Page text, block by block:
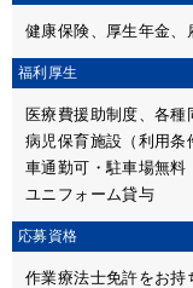
健康保険、厚生年金、
福利厚生
医療費援助制度、各種
病児保育施設（利用条
車通勤可・駐車場無料
ユニフォーム貸与
応募資格
作業療法士免許をお持